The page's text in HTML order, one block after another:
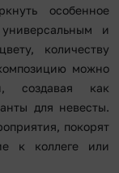
особенное
и
количеству
можно
создавая как
для невесты.
покорят
к коллеге или